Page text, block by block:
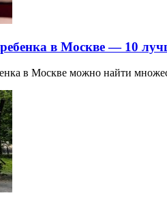
в Москве — 10
в Москве можно найти